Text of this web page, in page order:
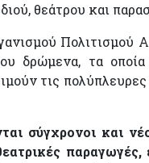
θεάτρου και
Πολιτισμού
δρώμενα, τα
τις
σύγχρονοι και